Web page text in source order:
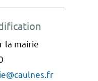
la mairie